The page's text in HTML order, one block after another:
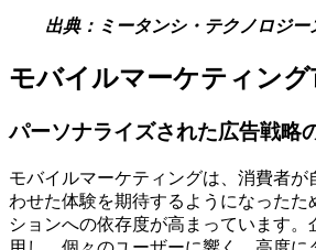
出典：ミータンシ・テクノロジ
モバイルマーケティング
パーソナライズされた広告戦略
モバイルマーケティングは、消費者が
わせた体験を期待するようになったた
ションへの依存度が高まっています